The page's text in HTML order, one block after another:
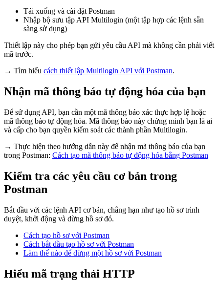
Tải xuống và cài đặt Postman
Nhập bộ sưu tập API Multilogin (một tập hợp các lệnh sẵn
sàng sử dụng)
Thiết lập này cho phép bạn gửi yêu cầu API mà không cần phải viết
mã trước.
→ Tìm hiểu cách thiết lập Multilogin API với Postman.
Nhận mã thông báo tự động hóa của bạn
Để sử dụng API, bạn cần một mã thông báo xác thực hợp lệ hoặc
mã thông báo tự động hóa. Mã thông báo này chứng minh bạn là ai
và cấp cho bạn quyền kiểm soát các thành phần Multilogin.
→ Thực hiện theo hướng dẫn này để nhận mã thông báo của bạn
trong Postman: Cách tạo mã thông báo tự động hóa bằng Postman
Kiểm tra các yêu cầu cơ bản trong
Postman
Bắt đầu với các lệnh API cơ bản, chẳng hạn như tạo hồ sơ trình
duyệt, khởi động và dừng hồ sơ đó.
Cách tạo hồ sơ với Postman
Cách bắt đầu tạo hồ sơ với Postman
Làm thế nào để dừng một hồ sơ với Postman
Hiểu mã trạng thái HTTP